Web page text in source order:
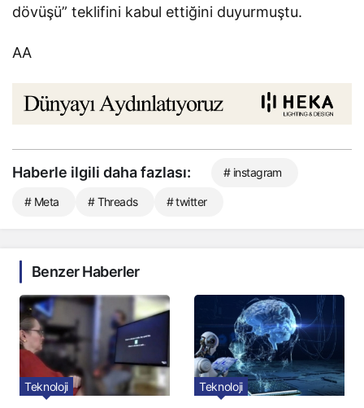
dövüşü” teklifini kabul ettiğini duyurmuştu.
AA
Haberle ilgili daha fazlası: # instagram
# Meta # Threads # twitter
Benzer Haberler
Teknoloji Teknoloji